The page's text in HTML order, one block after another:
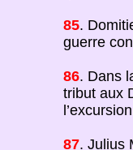
85.
guerre
86. Dans
tribut aux
87. Julius